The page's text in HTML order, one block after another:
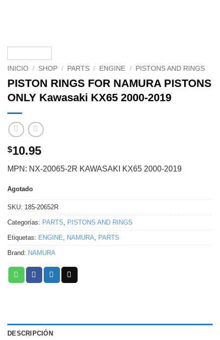
INICIO / SHOP / PARTS / ENGINE / PISTONS AND RINGS
PISTON RINGS FOR NAMURA PISTONS
ONLY Kawasaki KX65 2000-2019
$10.95
MPN: NX-20065-2R KAWASAKI KX65 2000-2019
Agotado
SKU: 185-20652R
Categorías: PARTS, PISTONS AND RINGS
Etiquetas: ENGINE, NAMURA, PARTS
Brand: NAMURA
DESCRIPCIÓN